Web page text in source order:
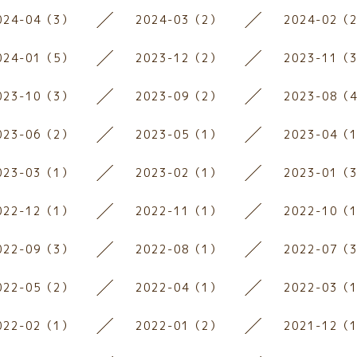
04（3） 2024-03（2） 2024-02（2
01（5） 2023-12（2） 2023-11（3
10（3） 2023-09（2） 2023-08（4
06（2） 2023-05（1） 2023-04（1
03（1） 2023-02（1） 2023-01（3
12（1） 2022-11（1） 2022-10（1
09（3） 2022-08（1） 2022-07（3
05（2） 2022-04（1） 2022-03（1
02（1） 2022-01（2） 2021-12（1